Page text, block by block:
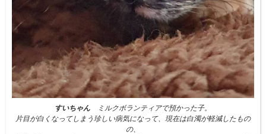
すいちゃん ミルクボランティアで預かった子。
片目が白くなってしまう珍しい病気になって、現在は白濁が軽減したもの
の、